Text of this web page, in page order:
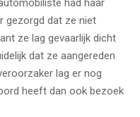
had haar
gezorgd dat ze niet
ze lag gevaarlijk dicht
dat ze aangereden
lag er nog
heeft dan ook bezoek